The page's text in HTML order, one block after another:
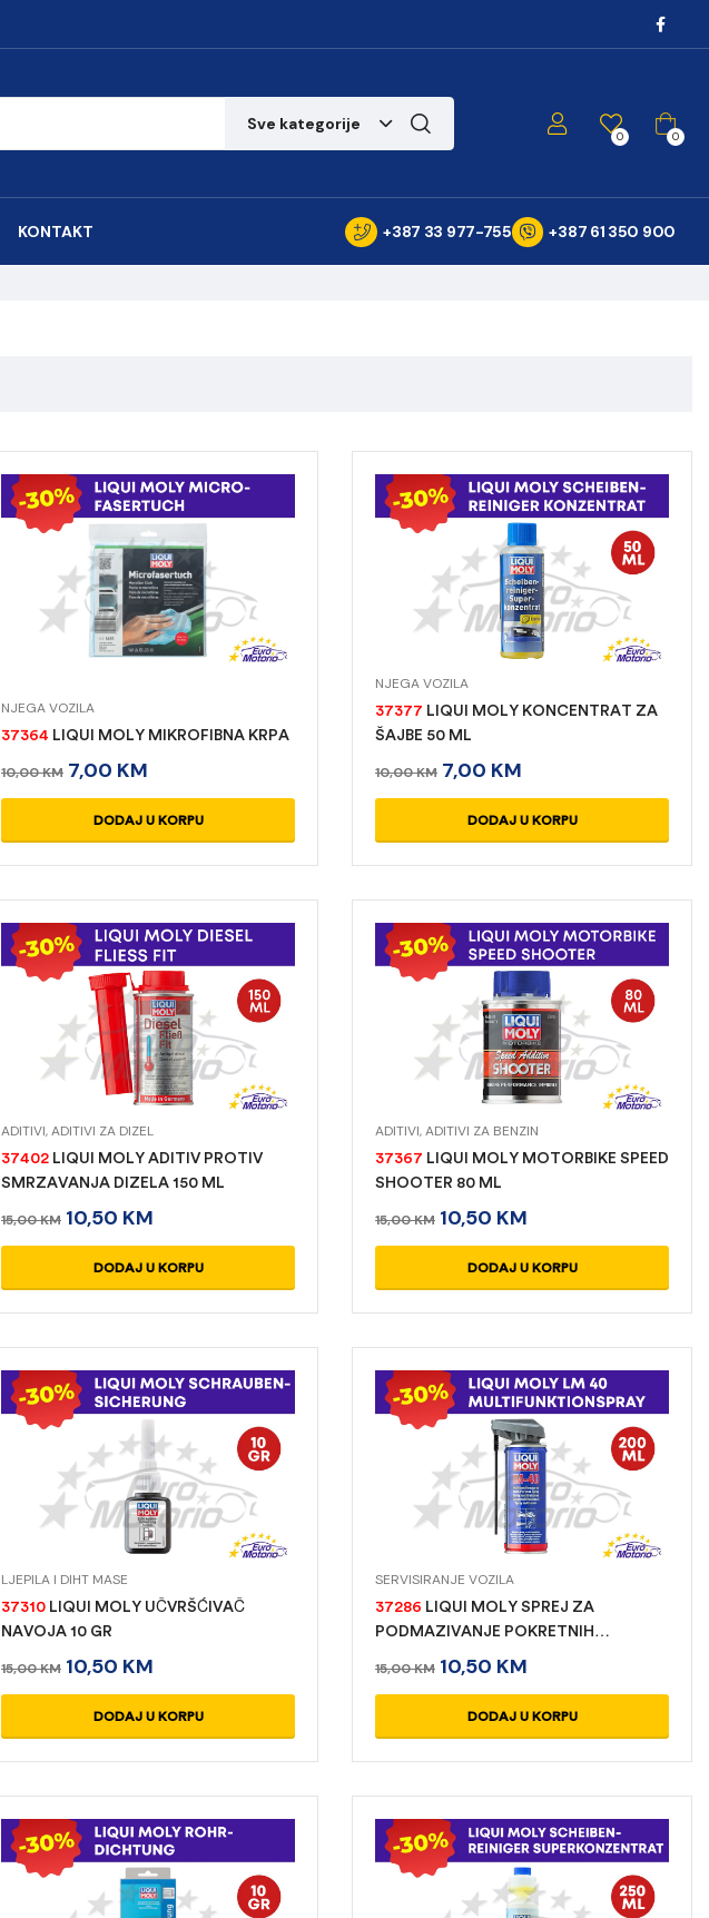
Sve kategorije
0 0
KONTAKT +387 33 977-755 +387 61 350 900
NJEGA VOZILA
37364 LIQUI MOLY MIKROFIBNA KRPA
10,00KM 7,00 KM
DODAJ U KORPU
NJEGA VOZILA
37377 LIQUI MOLY KONCENTRAT ZA
ŠAJBE 50 ML
10,00KM 7,00 KM
DODAJ U KORPU
ADITIVI,ADITIVI ZA DIZEL
37402 LIQUI MOLY ADITIV PROTIV
SMRZAVANJA DIZELA 150 ML
15,00KM 10,50 KM
DODAJ U KORPU
ADITIVI,ADITIVI ZA BENZIN
37367 LIQUI MOLY MOTORBIKE SPEED
SHOOTER 80 ML
15,00KM 10,50 KM
DODAJ U KORPU
LJEPILA I DIHT MASE
37310 LIQUI MOLY UČVRŠĆIVAČ
NAVOJA 10 GR
15,00KM 10,50 KM
DODAJ U KORPU
SERVISIRANJE VOZILA
37286 LIQUI MOLY SPREJ ZA
PODMAZIVANJE POKRETNIH
15,00KM 10,50 KM
DODAJ U KORPU